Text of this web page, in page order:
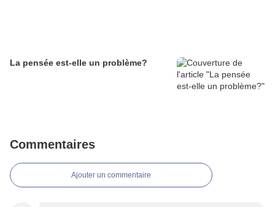
La pensée est-elle un problème?
Commentaires
Ajouter un commentaire